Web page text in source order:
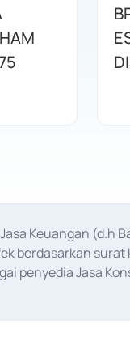
Keuangan (d.h
berdasarkan
penyedia Jasa